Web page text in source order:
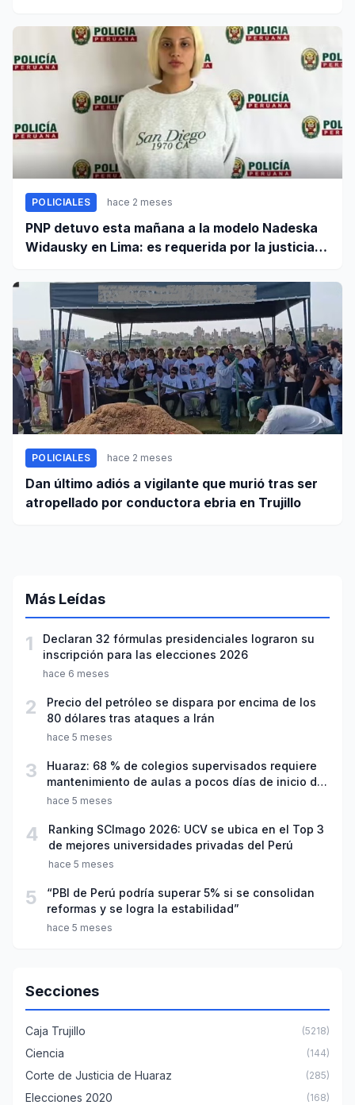
POLICIALES hace 2 meses
PNP detuvo esta mañana a la modelo Nadeska
Widausky en Lima: es requerida por la justicia
POLICIALES hace 2 meses
Dan último adiós a vigilante que murió tras ser
atropellado por conductora ebria en Trujillo
Más Leídas
1
Declaran 32 fórmulas presidenciales lograron su
inscripción para las elecciones 2026
hace 6 meses
2
Precio del petróleo se dispara por encima de los
80 dólares tras ataques a Irán
hace 5 meses
3
Huaraz: 68 % de colegios supervisados requiere
mantenimiento de aulas a pocos días de inicio del
año escolar 2026
hace 5 meses
4
Ranking SCImago 2026: UCV se ubica en el Top 3
de mejores universidades privadas del Perú
hace 5 meses
5
“PBI de Perú podría superar 5% si se consolidan
reformas y se logra la estabilidad”
hace 5 meses
Secciones
Caja Trujillo (5218)
Ciencia (144)
Corte de Justicia de Huaraz (285)
Elecciones 2020 (168)